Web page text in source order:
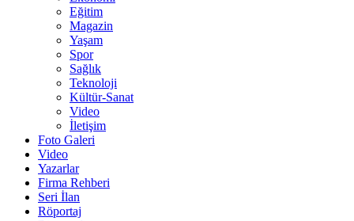
Eğitim
Magazin
Yaşam
Spor
Sağlık
Teknoloji
Kültür-Sanat
Video
İletişim
Foto Galeri
Video
Yazarlar
Firma Rehberi
Seri İlan
Röportaj